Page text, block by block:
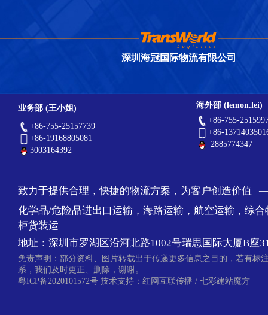
深圳海冠国际物流有限公司
海外部 (lemon.lei)
+86-755-
+86-
2885774347
业务部 (王小姐)
+86-755-25157739
+86-19168805081
3003164392
致力于提供合理，快捷的物流方案，为客户创造
化学品/危险品进出口运输，海路运输，航空运输，综
柜货装运
地址：深圳市罗湖区沿河北路1002号瑞思国际大厦B座
免责声明：部分资料、图片转载出于传递更多信息之目的，若有标
系，我们及时更正、删除，谢谢。
粤ICP备2020101572号技术支持： 红网互联传播 / 七彩建站魔方